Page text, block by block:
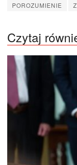
POROZUMIENIE
Czytaj